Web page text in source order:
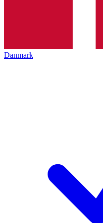
Danmark